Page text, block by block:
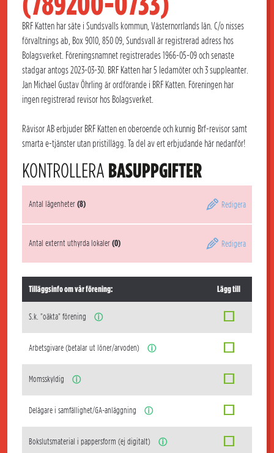
BRF Katten har säte i Sundsvalls kommun, Västernorrlands län. C/o nisses
förvaltnings ab, Box 9010, 850 09, Sundsvall är registrerad adress hos
Bolagsverket. Föreningsnamnet registrerades 1966-05-09 och senaste
stadgar antogs 2023-03-30. BRF Katten har 5 ledamöter och 3 suppleanter.
Jan Michael Gustav Öhrling är ordförande i BRF Katten. Föreningen har
ingen registrerad revisor hos Bolagsverket.
Rävisor AB erbjuder BRF Katten en oberoende och kunnig Brf-revisor samt
smarta e-tjänster utan pristillägg. Ta del av ert erbjudande här nedanför!
KONTROLLERA BASUPPGIFTER
Antal lägenheter(8) Redigera
Antal externt uthyrda lokaler(0) Redigera
Tilläggsinfo om vår förening: Lägg till
S.k. "oäkta" förening ⓘ
Arbetsgivare (betalar ut löner/arvoden) ⓘ
Momsskyldig ⓘ
Delägare i samfällighet/GA-anläggning ⓘ
Bokslutsmaterial i pappersform (ej digitalt) ⓘ